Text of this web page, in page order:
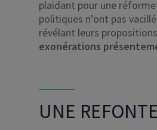
plaidant pour une
politiques n’ont pas
révélant leurs
exonérations
UNE